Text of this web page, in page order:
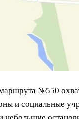
№550
и социальные